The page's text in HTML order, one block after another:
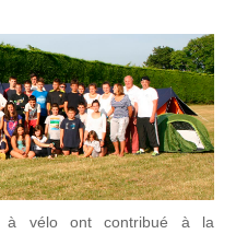
à vélo ont contribué à la